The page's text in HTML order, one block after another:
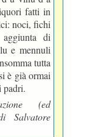
fatti in
noci, fichi
di
e mennuli
tutta
è già ormai
padri.
(ed
Salvatore